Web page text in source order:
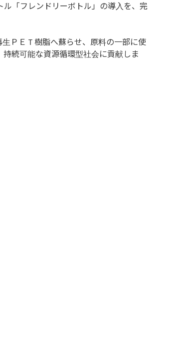
「フレンドリーボトル」の導入を、完
ＰＥＴ樹脂へ蘇らせ、原料の一部に使
続可能な資源循環型社会に貢献しま